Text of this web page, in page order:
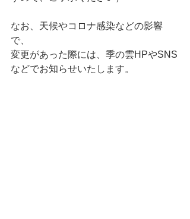
なお、天候やコロナ感染などの影響
で、
変更があった際には、季の雲HPやSNS
などでお知らせいたします。